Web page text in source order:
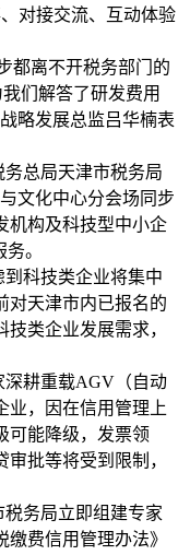
对接交流、互动体验
离不开税务部门的
们解答了研发费用
略发展总监吕华楠表
总局天津市税务局
文化中心分会场同步
机构及科技型中小企
。
科技类企业将集中
对天津市内已报名的
类企业发展需求，
耕重载AGV（自动
业，因在信用管理上
可能降级，发票领
批等将受到限制，
务局立即组建专家
费信用管理办法》